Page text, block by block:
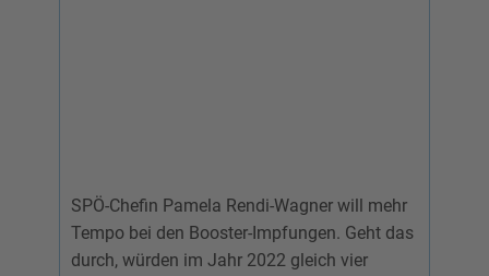
SPÖ-Chefin Pamela Rendi-Wagner will mehr
Tempo bei den Booster-Impfungen. Geht das
durch, würden im Jahr 2022 gleich vier